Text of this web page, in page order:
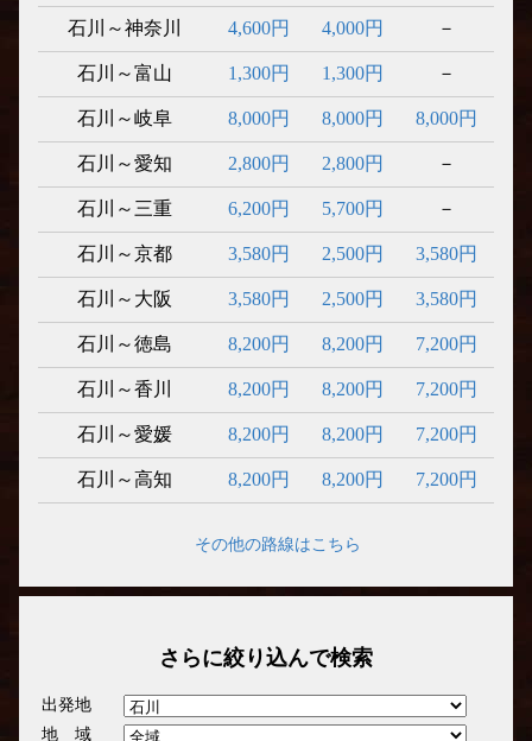
石川～神奈川 4,600円 4,000円 －
石川～富山 1,300円 1,300円 －
石川～岐阜 8,000円 8,000円 8,000円
石川～愛知 2,800円 2,800円 －
石川～三重 6,200円 5,700円 －
石川～京都 3,580円 2,500円 3,580円
石川～大阪 3,580円 2,500円 3,580円
石川～徳島 8,200円 8,200円 7,200円
石川～香川 8,200円 8,200円 7,200円
石川～愛媛 8,200円 8,200円 7,200円
石川～高知 8,200円 8,200円 7,200円
その他の路線はこちら
さらに絞り込んで検索
出発地
地 域